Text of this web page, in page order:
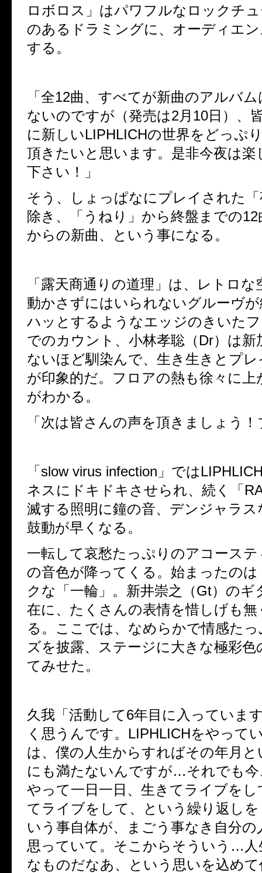
ロボロス」はパワフルなロックチ
のあるドラミングに、オーディエ
する。
「全12曲、すべてが新曲のアルバ
ないのですが（発売は2月 10日）、
に新しいLIPHLICHの世界をどっぷ
頂きたいと思います。是非今夜は
下さい！」
そう、しょっぱなにプレイされた
除き、「うねり」から終盤までの12
からの新曲、 という事になる。
「露天商通りの道理」は、レトロ
動かさずにはいられないグルーヴ
ハッとするようなエッジのきいた
でのカウント、小林孝聡（Dr）は新
ないほど馴染んで、生き生きとプ
が印象的だ。フロアの熱も徐々に
がわかる。
「次は皆さんの声を頂きましょう
「 slow virus infection 」では
ネスにドキドキさせられ、続く「
滅する照明に鐘の音、デンジャラ
鼓動が早くなる。
一転して哀愁たっぷりのアコース
の音色が降ってくる。始まったの
クな「一輪」。新井崇之（Gt）のギ
在に、たくさんの表情を惜しげも
る。ここでは、なめらかで情感た
ズを披露、ステージに大きな極彩色
てみせた。
久我「活動して6年目に入っていま
く思うんです。 LIPHLICHをやって
は、僕の人生からすればその年月
にも満たないんですが…それでも
やって一日一日、生きてライブをし
てライブをして、という繰り返し
いう事自体が、まごう事なき自分
思っていて。そこからそういう …
なものだなあ、という思いを込め